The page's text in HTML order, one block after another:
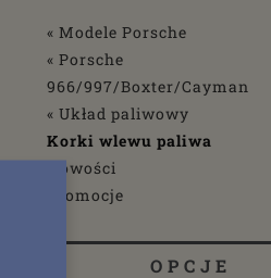
« Modele Porsche
« Porsche
966/997/Boxter/Cayman
« Układ paliwowy
Korki wlewu paliwa
Nowości
Promocje
OPCJE